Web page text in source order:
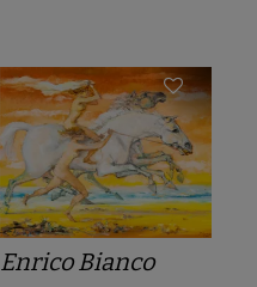
Enrico Bianco